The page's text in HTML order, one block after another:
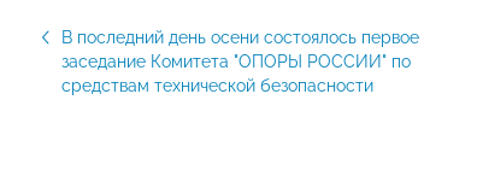
В последний день осени состоялось первое
заседание Комитета "ОПОРЫ РОССИИ" по
средствам технической безопасности